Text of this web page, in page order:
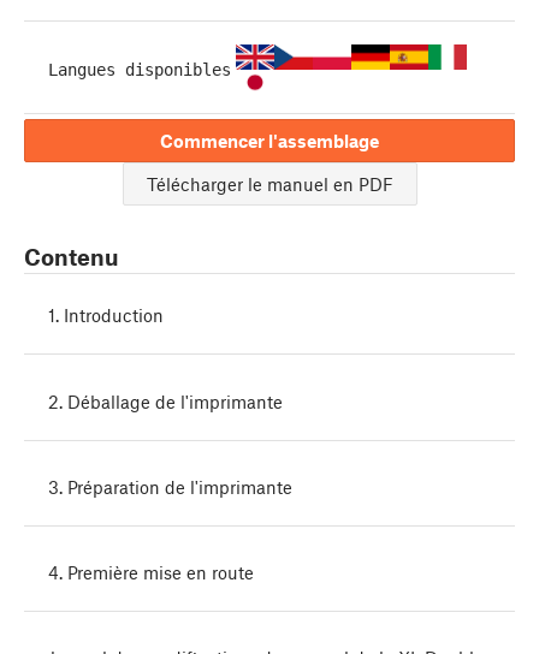
Langues disponibles
Commencer l'assemblage
Télécharger le manuel en PDF
Contenu
1. Introduction
2. Déballage de l'imprimante
3. Préparation de l'imprimante
4. Première mise en route